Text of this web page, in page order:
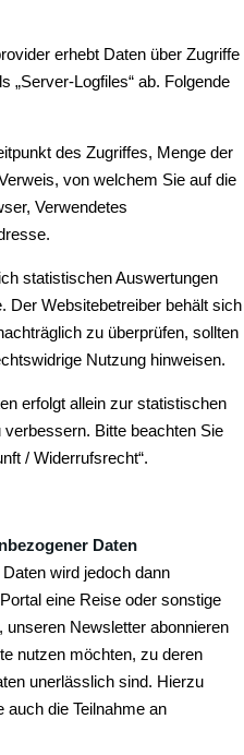
erhebt Daten über Zugriffe
„Server-Logfiles“ ab. Folgende
des Zugriffes, Menge der
von welchem Sie auf die
Verwendetes
statistischen Auswertungen
Der Websitebetreiber behält sich
zu überprüfen, sollten
Nutzung hinweisen.
erfolgt allein zur statistischen
Bitte beachten Sie
/ Widerrufsrecht“.
Daten
wird jedoch dann
eine Reise oder sonstige
Newsletter abonnieren
nutzen möchten, zu deren
unerlässlich sind. Hierzu
die Teilnahme an